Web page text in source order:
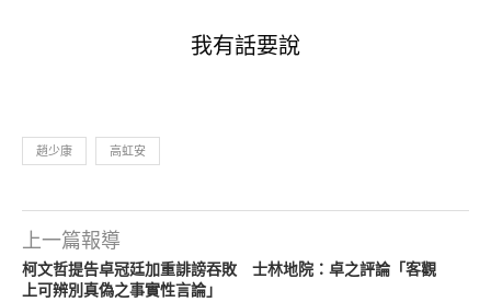
我有話要說
趙少康 高虹安
上一篇報導
柯文哲提告卓冠廷加重誹謗吞敗 士林地院：卓之評論「客觀
上可辨別真偽之事實性言論」